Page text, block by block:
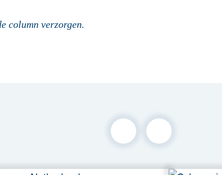
column verzorgen.